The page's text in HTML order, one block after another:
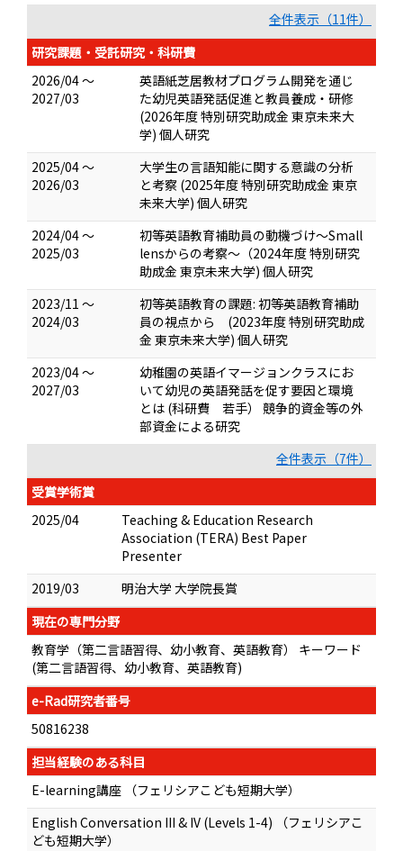
全件表示（11件）
研究課題・受託研究・科研費
2026/04 ～
2027/03
英語紙芝居教材プログラム開発を通じ
た幼児英語発話促進と教員養成・研修
(2026年度 特別研究助成金 東京未来大
学) 個人研究
2025/04 ～
2026/03
大学生の言語知能に関する意識の分析
と考察 (2025年度 特別研究助成金 東京
未来大学) 個人研究
2024/04 ～
2025/03
初等英語教育補助員の動機づけ～Small
lensからの考察～（2024年度 特別研究
助成金 東京未来大学) 個人研究
2023/11 ～
2024/03
初等英語教育の課題: 初等英語教育補助
員の視点から (2023年度 特別研究助成
金 東京未来大学) 個人研究
2023/04 ～
2027/03
幼稚園の英語イマージョンクラスにお
いて幼児の英語発話を促す要因と環境
とは (科研費 若手） 競争的資金等の外
部資金による研究
全件表示（7件）
受賞学術賞
2025/04
Teaching & Education Research
Association (TERA) Best Paper
Presenter
2019/03
明治大学 大学院長賞
現在の専門分野
教育学（第二言語習得、幼小教育、英語教育） キーワード
(第二言語習得、幼小教育、英語教育)
e-Rad研究者番号
50816238
担当経験のある科目
E-learning講座 （フェリシアこども短期大学）
English Conversation III & IV (Levels 1-4) （フェリシアこ
ども短期大学）